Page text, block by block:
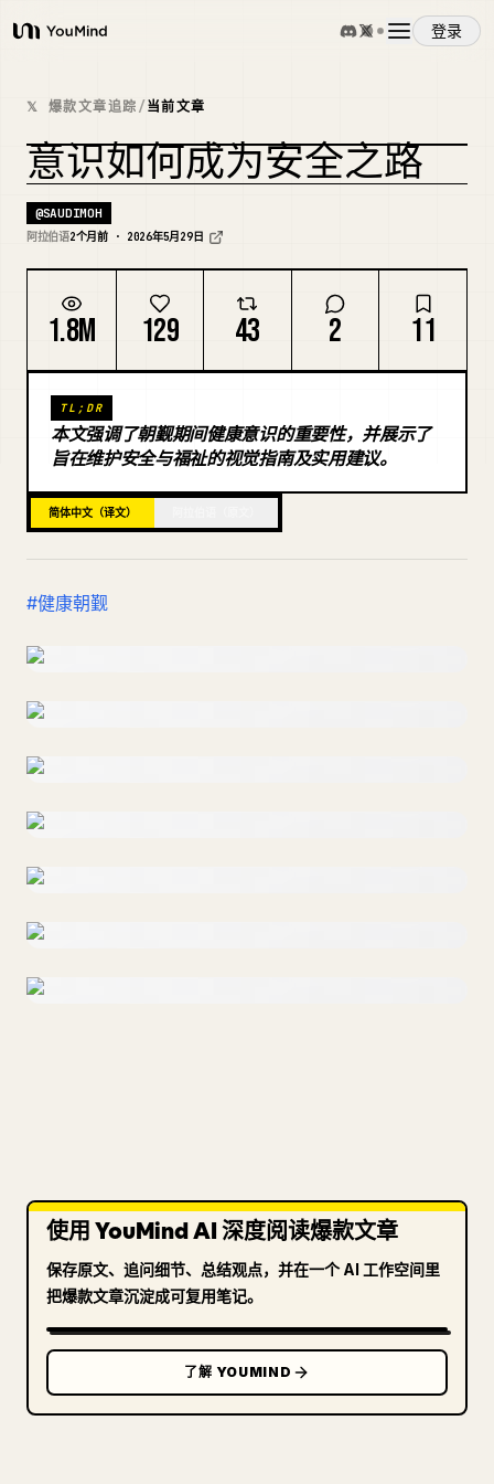
YouMind
登录
概览
使用案例
技能
提示词
下载
博客
更新
𝕏 爆款文章追踪/当前文章
意识如何成为安全之路
@SAUDIMOH
阿拉伯语2个月前 · 2026年5月29日
1.8M 129 43 2 11
TL;DR
本文强调了朝觐期间健康意识的重要性，并展示了
旨在维护安全与福祉的视觉指南及实用建议。
简体中文（译文）
#健康朝觐
使用 YouMind AI 深度阅读爆款文章
保存原文、追问细节、总结观点，并在一个 AI 工作空间里
把爆款文章沉淀成可复用笔记。
了解 YOUMIND